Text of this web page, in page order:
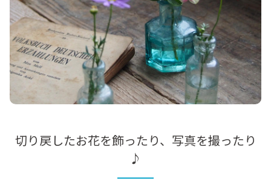
切り戻したお花を飾ったり、写真を撮ったり
♪